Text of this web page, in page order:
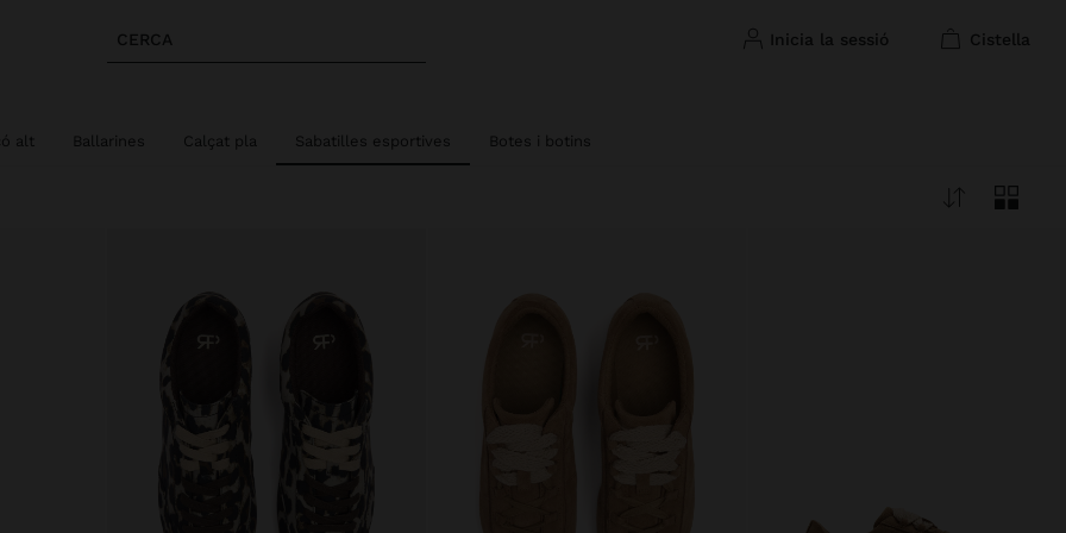
CERCA inicia la sessió cistella
alt Ballarines Calçat pla Sabatilles esportives Botes i botins